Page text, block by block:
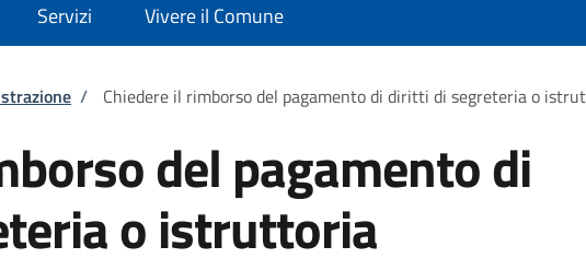
Servizi Vivere il Comune
/ Chiedere il rimborso del pagamento di diritti di segreteria o
del pagamento di
o istruttoria